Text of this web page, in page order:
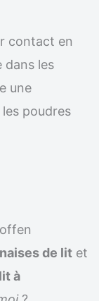
contact en
dans les
une
poudres
de lit et
à